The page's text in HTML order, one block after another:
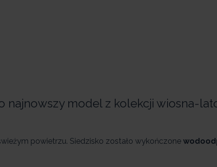
najnowszy model z kolekcji wiosna-
powietrzu. Siedzisko zostało wykończone